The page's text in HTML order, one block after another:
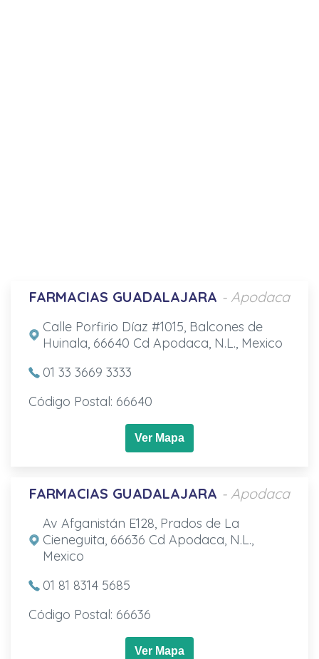
FARMACIAS GUADALAJARA - Apodaca
Calle Porfirio Díaz #1015, Balcones de
Huinala, 66640 Cd Apodaca, N.L., Mexico
01 33 3669 3333
Código Postal: 66640
Ver Mapa
FARMACIAS GUADALAJARA - Apodaca
Av Afganistán E128, Prados de La
Cieneguita, 66636 Cd Apodaca, N.L.,
Mexico
01 81 8314 5685
Código Postal: 66636
Ver Mapa